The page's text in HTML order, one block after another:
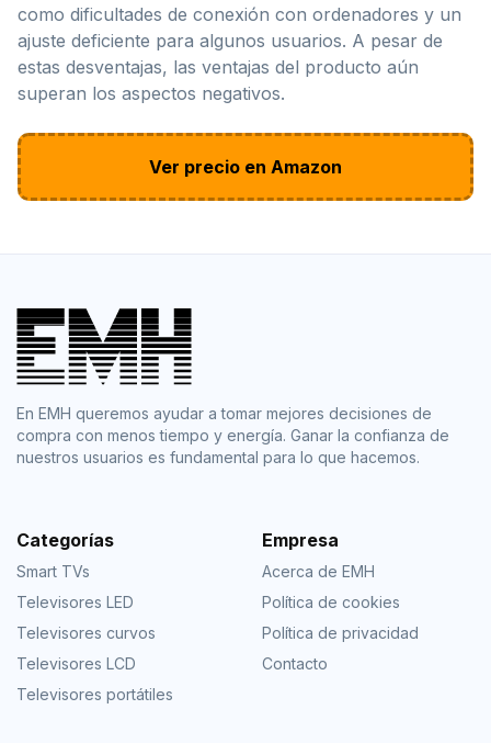
como dificultades de conexión con ordenadores y un
ajuste deficiente para algunos usuarios. A pesar de
estas desventajas, las ventajas del producto aún
superan los aspectos negativos.
Ver precio en Amazon
En EMH queremos ayudar a tomar mejores decisiones de
compra con menos tiempo y energía. Ganar la confianza de
nuestros usuarios es fundamental para lo que hacemos.
Categorías
Smart TVs
Televisores LED
Televisores curvos
Televisores LCD
Televisores portátiles
Empresa
Acerca de EMH
Política de cookies
Política de privacidad
Contacto